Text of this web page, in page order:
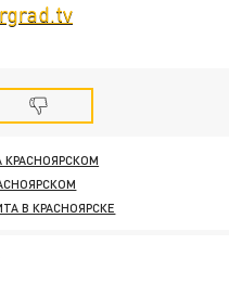
КРАСНОЯРСКОМ
В КРАСНОЯРСКЕ